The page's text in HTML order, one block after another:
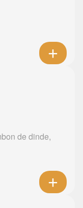
de dinde,